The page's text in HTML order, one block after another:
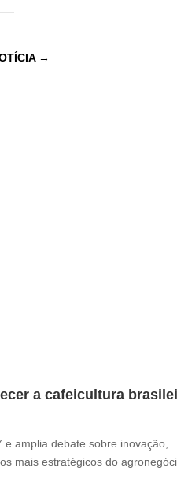
→
a cafeicultura
amplia debate sobre inovação,
mais estratégicos do